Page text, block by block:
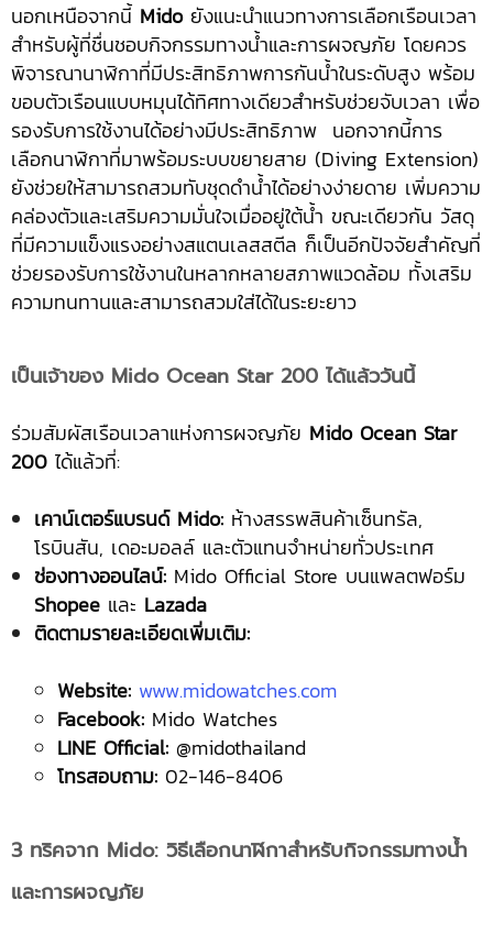
นอกเหนือจากนี้ Midoยังแนะนำแนวทางการเลือกเรือนเวลา
สำหรับผู้ที่ชื่นชอบกิจกรรมทางน้ำและการผจญภัย โดยควร
พิจารณานาฬิกาที่มีประสิทธิภาพการกันน้ำในระดับสูง พร้อม
ขอบตัวเรือนแบบหมุนได้ทิศทางเดียวสำหรับช่วยจับเวลา เพื่อ
รองรับการใช้งานได้อย่างมีประสิทธิภาพ นอกจากนี้การ
เลือกนาฬิกาที่มาพร้อมระบบขยายสาย (Diving Extension)
ยังช่วยให้สามารถสวมทับชุดดำน้ำได้อย่างง่ายดาย เพิ่มความ
คล่องตัวและเสริมความมั่นใจเมื่ออยู่ใต้น้ำ ขณะเดียวกัน วัสดุ
ที่มีความแข็งแรงอย่างสแตนเลสสตีล ก็เป็นอีกปัจจัยสำคัญที่
ช่วยรองรับการใช้งานในหลากหลายสภาพแวดล้อม ทั้งเสริม
ความทนทานและสามารถสวมใส่ได้ในระยะยาว
เป็นเจ้าของ Mido Ocean Star 200 ได้แล้ววันนี้
ร่วมสัมผัสเรือนเวลาแห่งการผจญภัย Mido Ocean Star
200 ได้แล้วที่:
เคาน์เตอร์แบรนด์ Mido: ห้างสรรพสินค้าเซ็นทรัล,
โรบินสัน, เดอะมอลล์ และตัวแทนจำหน่ายทั่วประเทศ
ช่องทางออนไลน์: Mido Official Store บนแพลตฟอร์ม
Shopee และ Lazada
ติดตามรายละเอียดเพิ่มเติม:
Website: www.midowatches.com
Facebook: Mido Watches
LINE Official: @midothailand
โทรสอบถาม: 02-146-8406
3 ทริคจาก Mido: วิธีเลือกนาฬิกาสำหรับกิจกรรมทางน้ำ
และการผจญภัย